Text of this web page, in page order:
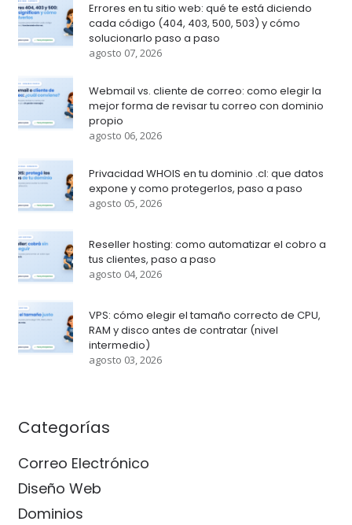
Errores en tu sitio web: qué te está diciendo
cada código (404, 403, 500, 503) y cómo
solucionarlo paso a paso
agosto 07, 2026
Webmail vs. cliente de correo: como elegir la
mejor forma de revisar tu correo con dominio
propio
agosto 06, 2026
Privacidad WHOIS en tu dominio .cl: que datos
expone y como protegerlos, paso a paso
agosto 05, 2026
Reseller hosting: como automatizar el cobro a
tus clientes, paso a paso
agosto 04, 2026
VPS: cómo elegir el tamaño correcto de CPU,
RAM y disco antes de contratar (nivel
intermedio)
agosto 03, 2026
Categorías
Correo Electrónico
Diseño Web
Dominios